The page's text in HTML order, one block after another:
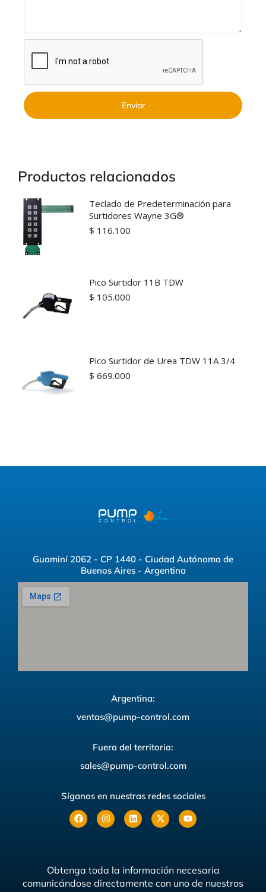
Enviar
Productos relacionados
Teclado de Predeterminación para
Surtidores Wayne 3G®
$ 116.100
Pico Surtidor 11B TDW
$ 105.000
Pico Surtidor de Urea TDW 11A 3/4
$ 669.000
Guaminí 2062 - CP 1440 - Ciudad Autónoma de
Buenos Aires - Argentina
Argentina:
ventas@pump-control.com
Fuera del territorio:
sales@pump-control.com
Síganos en nuestras redes sociales
Obtenga toda la información necesaria
comunicándose directamente con uno de nuestros